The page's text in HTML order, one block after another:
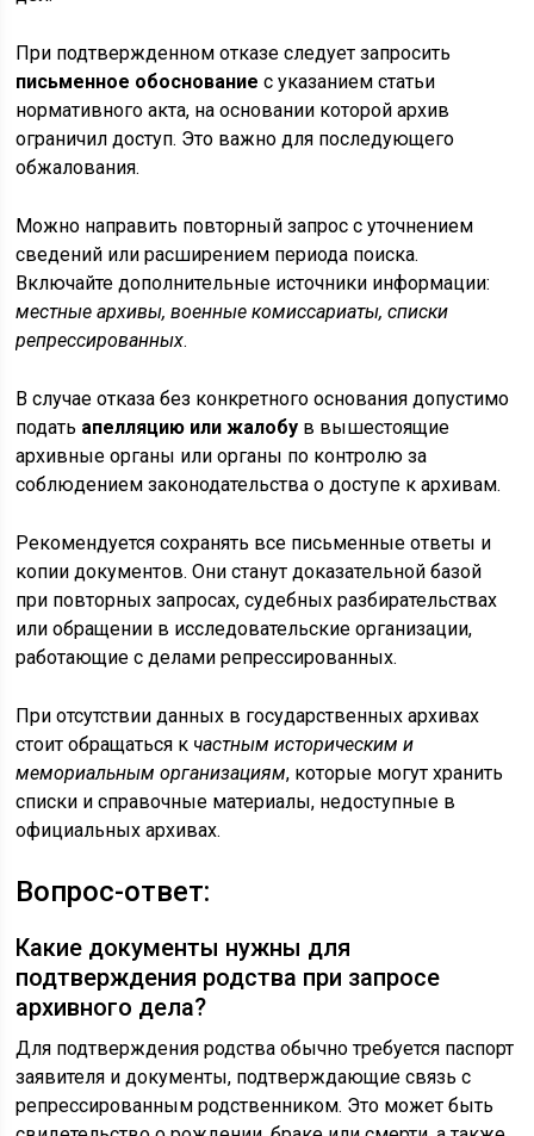
При подтвержденном отказе следует запросить
письменное обоснование с указанием статьи
нормативного акта, на основании которой архив
ограничил доступ. Это важно для последующего
обжалования.
Можно направить повторный запрос с уточнением
сведений или расширением периода поиска.
Включайте дополнительные источники информации:
местные архивы, военные комиссариаты, списки
репрессированных.
В случае отказа без конкретного основания допустимо
подать апелляцию или жалобу в вышестоящие
архивные органы или органы по контролю за
соблюдением законодательства о доступе к архивам.
Рекомендуется сохранять все письменные ответы и
копии документов. Они станут доказательной базой
при повторных запросах, судебных разбирательствах
или обращении в исследовательские организации,
работающие с делами репрессированных.
При отсутствии данных в государственных архивах
стоит обращаться к частным историческим и
мемориальным организациям, которые могут хранить
списки и справочные материалы, недоступные в
официальных архивах.
Вопрос-ответ:
Какие документы нужны для
подтверждения родства при запросе
архивного дела?
Для подтверждения родства обычно требуется паспорт
заявителя и документы, подтверждающие связь с
репрессированным родственником. Это может быть